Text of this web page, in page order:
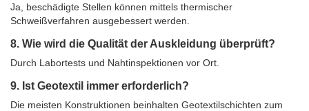
Ja, beschädigte Stellen können mittels thermischer
Schweißverfahren ausgebessert werden.
8. Wie wird die Qualität der Auskleidung überprüft?
Durch Labortests und Nahtinspektionen vor Ort.
9. Ist Geotextil immer erforderlich?
Die meisten Konstruktionen beinhalten Geotextilschichten zum